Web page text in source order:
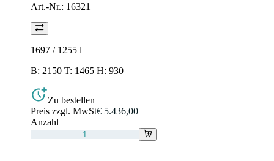
Art.-Nr.: 16321
1697 / 1255 l
B: 2150 T: 1465 H: 930
Zu bestellen
Preis zzgl. MwSt€ 5.436,00
Anzahl